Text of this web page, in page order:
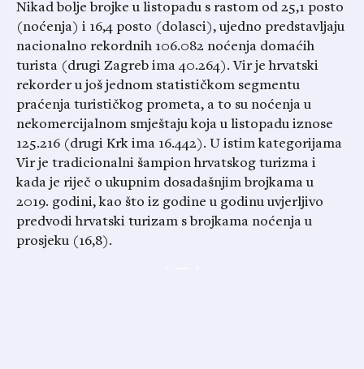
Nikad bolje brojke u listopadu s rastom od 25,1 posto
(noćenja) i 16,4 posto (dolasci), ujedno predstavljaju
nacionalno rekordnih 106.082 noćenja domaćih
turista (drugi Zagreb ima 40.264). Vir je hrvatski
rekorder u još jednom statističkom segmentu
praćenja turističkog prometa, a to su noćenja u
nekomercijalnom smještaju koja u listopadu iznose
125.216 (drugi Krk ima 16.442). U istim kategorijama
Vir je tradicionalni šampion hrvatskog turizma i
kada je riječ o ukupnim dosadašnjim brojkama u
2019. godini, kao što iz godine u godinu uvjerljivo
predvodi hrvatski turizam s brojkama noćenja u
prosjeku (16,8).